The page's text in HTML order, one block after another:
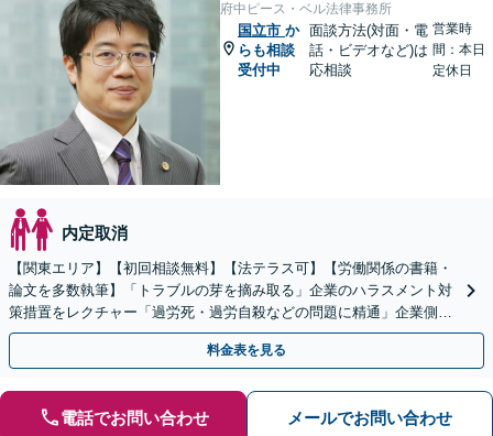
府中ピース・ベル法律事務所
国立市 か
らも相談
受付中
面談方法(対面・電
話・ビデオなど)は
応相談
営業時
間：本日
定休日
内定取消
【関東エリア】【初回相談無料】【法テラス可】【労働関係の書籍・
論文を多数執筆】「トラブルの芽を摘み取る」企業のハラスメント対
策措置をレクチャー「過労死・過労自殺などの問題に精通」企業側も
対応／従業員トラブルはお任せください【顧問契約あり】
料金表を見る
電話でお問い合わせ メールでお問い合わせ